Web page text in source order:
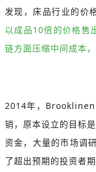
发现，床品行业的价
以成品10倍的价格售
链方面压缩中间成本
2014年，
销，原本设立的目标
资金，大量的市场调
了超出预期的投资者期